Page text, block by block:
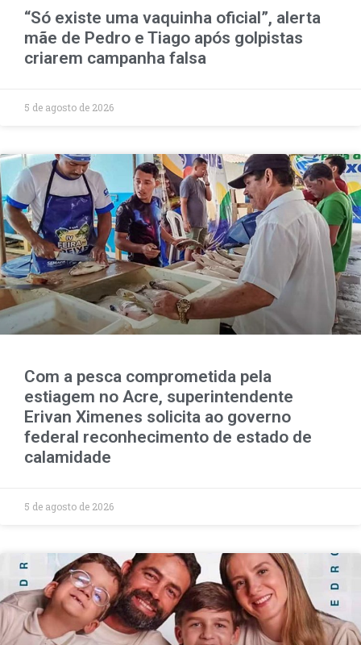
“Só existe uma vaquinha oficial”, alerta
mãe de Pedro e Tiago após golpistas
criarem campanha falsa
5 de agosto de 2026
Com a pesca comprometida pela
estiagem no Acre, superintendente
Erivan Ximenes solicita ao governo
federal reconhecimento de estado de
calamidade
5 de agosto de 2026